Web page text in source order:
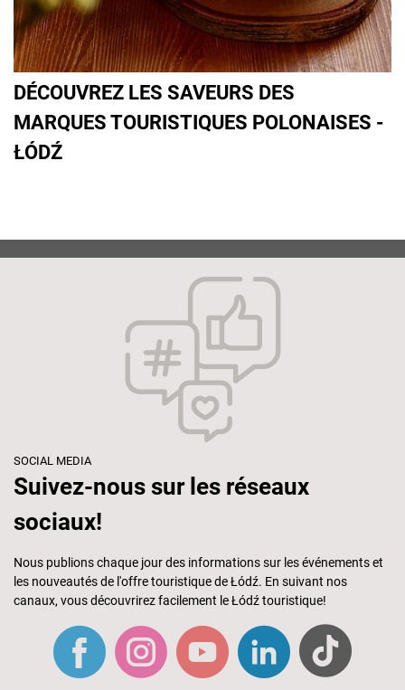
DÉCOUVREZ LES SAVEURS DES
MARQUES TOURISTIQUES POLONAISES -
ŁÓDŹ
SOCIAL MEDIA
Suivez-nous sur les réseaux
sociaux!
Nous publions chaque jour des informations sur les événements et
les nouveautés de l'offre touristique de Łódź. En suivant nos
canaux, vous découvrirez facilement le Łódź touristique!